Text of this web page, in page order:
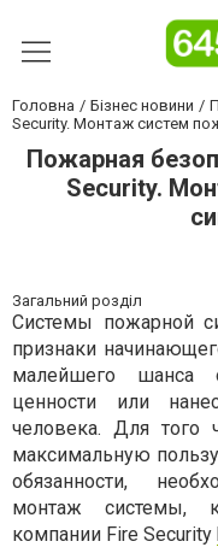
Головна Бізнес новини
Security. Монтаж систем
Пожарная
Security.
Загальний розділ
Системы пожарной
признаки
малейшего шанса
ценности или
человека. Для того
максимальную
обязанности,
монтаж системы,
компании Fire Security